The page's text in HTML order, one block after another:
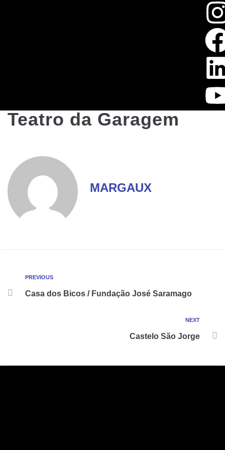
Teatro da Garagem
MARGAUX
PREVIOUS
Casa dos Bicos / Fundação José Saramago
NEXT
Castelo São Jorge